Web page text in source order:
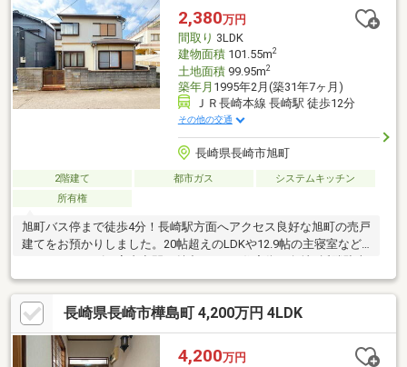
2,380万円
間取り 3LDK
建物面積101.55m2
土地面積99.95m2
築年月 1995年2月(築31年7ヶ月)
ＪＲ長崎本線 長崎駅 徒歩12分
その他の交通
長崎県長崎市旭町
2階建て 都市ガス
システムキッチン
所有権
旭町バス停まで徒歩4分！長崎駅方面へアクセス良好な旭町の売戸
建てをお預かりしました。20帖超えのLDKや12.9帖の主寝室など
場まで徒歩3分（約220ｍ）、普通車可！※最新の空き状況はお問
い合わせ下さい現在空室でハウスクリーニング済のためお気軽に
ご内見頂けます！お気軽にお問い合わせください。＜交通アクセ
ス＞●長崎電気軌道「長崎駅前」駅まで徒歩15分●長崎バス「旭
町」バス停まで徒歩4分●JR長崎駅まで徒歩12分
長崎県長崎市樺島町 4,200万円 4LDK
4,200万円